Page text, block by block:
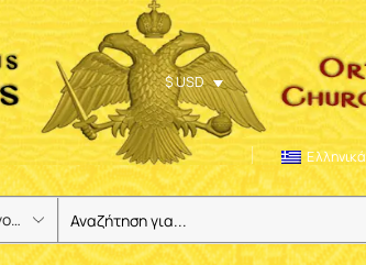
$ USD
Ελληνικά